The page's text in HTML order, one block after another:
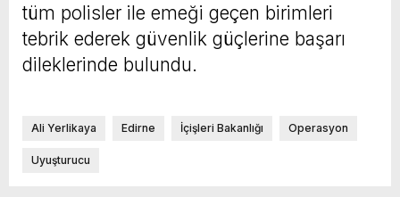
tüm polisler ile emeği geçen birimleri
tebrik ederek güvenlik güçlerine başarı
dileklerinde bulundu.
Ali Yerlikaya Edirne İçişleri Bakanlığı Operasyon
Uyuşturucu